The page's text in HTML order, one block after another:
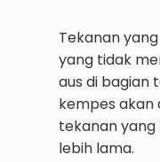
Tekanan
yang tidak
aus di bagian
kempes akan
tekanan
lebih lama.